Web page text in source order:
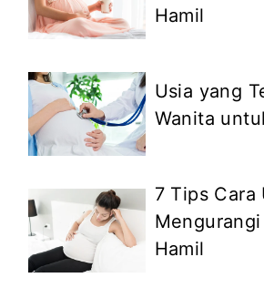
Hamil
Usia yang
Wanita
7 Tips Cara
Hamil